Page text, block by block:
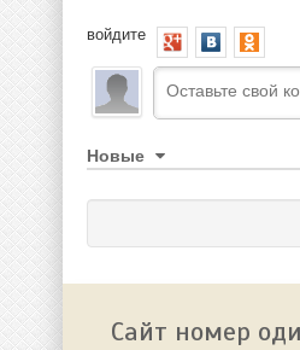
войдите
Новые
Сайт номер